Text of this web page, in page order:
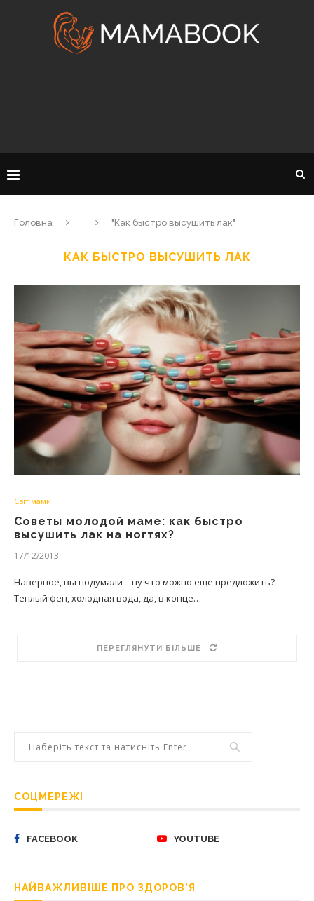
Головна "Как быстро высушить лак"
КАК БЫСТРО ВЫСУШИТЬ ЛАК
Світ мами
Советы молодой маме: как быстро
высушить лак на ногтях?
17/12/2013
Наверное, вы подумали – ну что можно еще предложить?
Теплый фен, холодная вода, да, в конце…
ПЕРЕГЛЯНУТИ БІЛЬШЕ
СОЦМЕРЕЖІ
FACEBOOK YOUTUBE
НАЙВАЖЛИВІШЕ ПРО ЗДОРОВ’Я